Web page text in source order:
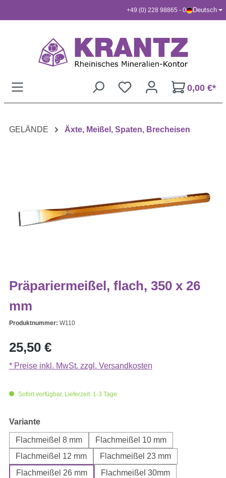
+49 (0) 228 98865 - 0 Deutsch
0,00 €*
GELÄNDE Äxte, Meißel, Spaten, Brecheisen
Präpariermeißel, flach, 350 x 26
mm
Produktnummer: W110
Regulärer Preis:
25,50 €
* Preise inkl. MwSt. zzgl. Versandkosten
Sofort verfügbar, Lieferzeit: 1-3 Tage
Varianteauswählen
Flachmeißel 8 mm
Flachmeißel 10 mm
Flachmeißel 12 mm
Flachmeißel 23 mm
Flachmeißel 26 mm
Flachmeißel 30mm